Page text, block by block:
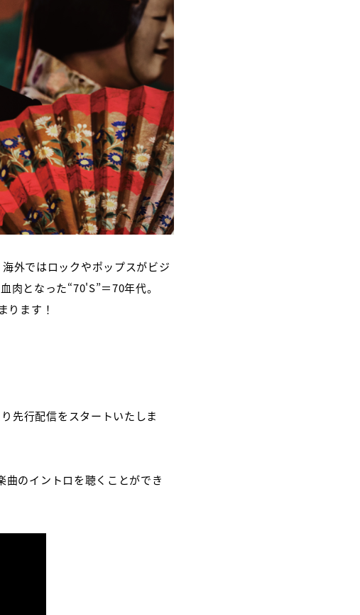
外ではロックやポップスがビジ
となった“70'S”＝70年代。
ります！
先行配信をスタートいたしま
のイントロを聴くことができ